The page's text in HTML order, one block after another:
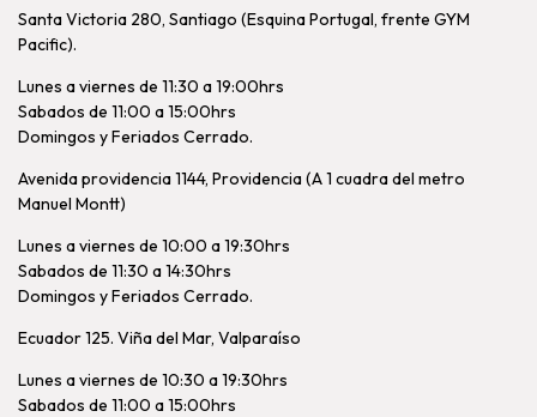
Santa Victoria 280, Santiago (Esquina Portugal, frente GYM
Pacific).
Lunes a viernes de 11:30 a 19:00hrs
Sabados de 11:00 a 15:00hrs
Domingos y Feriados Cerrado.
Avenida providencia 1144, Providencia (A 1 cuadra del metro
Manuel Montt)
Lunes a viernes de 10:00 a 19:30hrs
Sabados de 11:30 a 14:30hrs
Domingos y Feriados Cerrado.
Ecuador 125. Viña del Mar, Valparaíso
Lunes a viernes de 10:30 a 19:30hrs
Sabados de 11:00 a 15:00hrs